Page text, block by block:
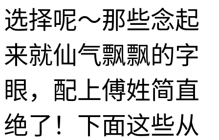
选择呢～那些念起
来就仙气飘飘的字
眼，配上傅姓简直
绝了！下面这些从